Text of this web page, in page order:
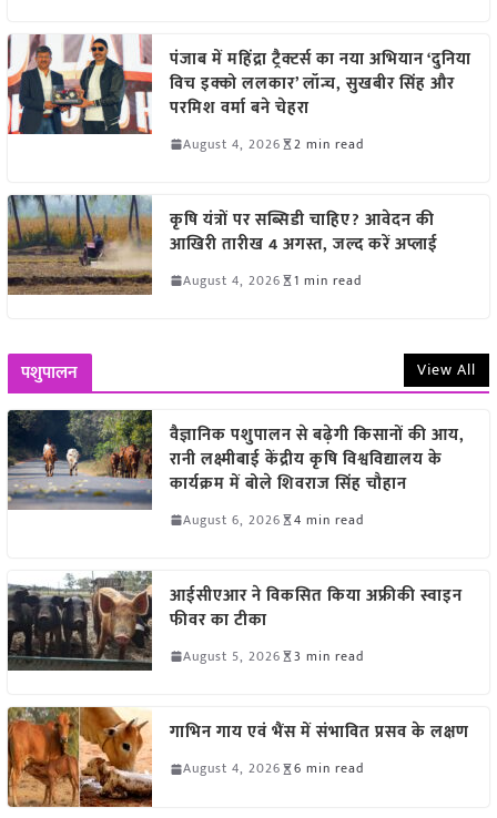
पंजाब में महिंद्रा ट्रैक्टर्स का नया अभियान ‘दुनिया
विच इक्को ललकार’ लॉन्च, सुखबीर सिंह और
परमिश वर्मा बने चेहरा
August 4, 2026 2 min read
कृषि यंत्रों पर सब्सिडी चाहिए? आवेदन की
आखिरी तारीख 4 अगस्त, जल्द करें अप्लाई
August 4, 2026 1 min read
पशुपालन View All
वैज्ञानिक पशुपालन से बढ़ेगी किसानों की आय,
रानी लक्ष्मीबाई केंद्रीय कृषि विश्वविद्यालय के
कार्यक्रम में बोले शिवराज सिंह चौहान
August 6, 2026 4 min read
आईसीएआर ने विकसित किया अफ्रीकी स्वाइन
फीवर का टीका
August 5, 2026 3 min read
गाभिन गाय एवं भैंस में संभावित प्रसव के लक्षण
August 4, 2026 6 min read